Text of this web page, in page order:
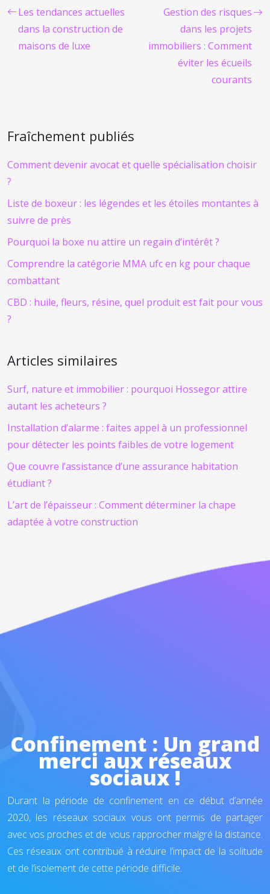
Les tendances actuelles
dans la construction de
maisons de luxe
Gestion des risques
dans les projets
immobiliers : Comment
éviter les écueils
courants
Fraîchement publiés
Comment devenir avocat et quelle spécialisation choisir
?
Liste de boxeur : les légendes et les étoiles montantes à
suivre de près
Pourquoi la boxe nu attire un regain d’intérêt ?
Comprendre la catégorie MMA ufc en kg pour chaque
combattant
CBD : huile, fleurs, résine, quel produit est fait pour vous
?
Articles similaires
Surf, nature et immobilier : pourquoi Hossegor attire
autant les acheteurs ?
Installation d’alarme : faites appel à un professionnel
pour détecter les points faibles de votre logement
Que couvre l’assistance d’une assurance habitation
étudiant ?
L’art de l’épaisseur : Comment déterminer la chape
adaptée à votre construction
Confinement : Un grand
merci aux réseaux
sociaux !
Durant la période de confinement en ce début d’année
2020, les réseaux sociaux vous ont permis de partager
avec vos proches et de vous rapprocher malgré la distance.
Ces réseaux ont contribué à réduire l’impact de la solitude
et de l’isolement de cette période difficile.